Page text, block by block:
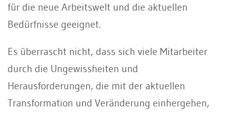
für die neue Arbeitswelt und die aktuellen
Bedürfnisse geeignet.
Es überrascht nicht, dass sich viele Mitarbeiter
durch die Ungewissheiten und
Herausforderungen, die mit der aktuellen
Transformation und Veränderung einhergehen,